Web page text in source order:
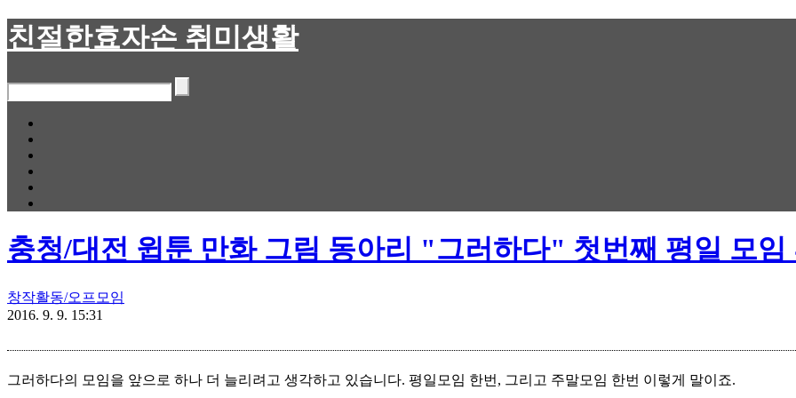
친절한효자손 취미생활
충청/대전 윕툰 만화 그림 동아리 "그러하다" 첫번째 평일 모임
창작활동/오프모임
2016. 9. 9. 15:31
그러하다의 모임을 앞으로 하나 더 늘리려고 생각하고 있습니다. 평일모임 한번, 그리고 주말모임 한번 이렇게 말이죠.